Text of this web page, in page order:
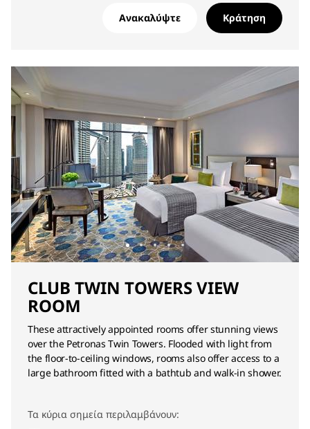
Ανακαλύψτε Κράτηση
CLUB TWIN TOWERS VIEW
ROOM
These attractively appointed rooms offer stunning views
over the Petronas Twin Towers. Flooded with light from
the floor-to-ceiling windows, rooms also offer access to a
large bathroom fitted with a bathtub and walk-in shower.
Τα κύρια σημεία περιλαμβάνουν: